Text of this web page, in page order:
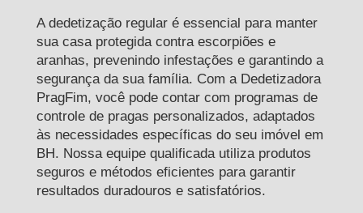
A dedetização regular é essencial para manter
sua casa protegida contra escorpiões e
aranhas, prevenindo infestações e garantindo a
segurança da sua família. Com a Dedetizadora
PragFim, você pode contar com programas de
controle de pragas personalizados, adaptados
às necessidades específicas do seu imóvel em
BH. Nossa equipe qualificada utiliza produtos
seguros e métodos eficientes para garantir
resultados duradouros e satisfatórios.